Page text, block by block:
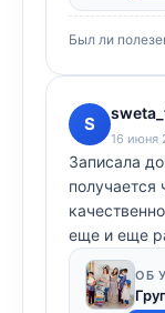
Был ли
S
16 июня
Записала
получается
еще и еще
ОБ